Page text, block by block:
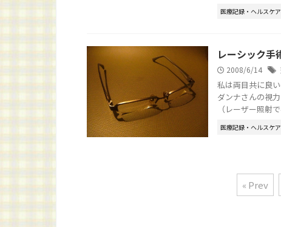
医療記録・ヘルスケア
レーシック手
2008/6/14
私は両目共に良
ダンナさんの視
（レーザー照射
医療記録・ヘルスケア
« Prev